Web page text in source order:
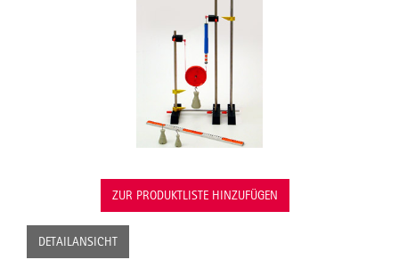
ZUR PRODUKTLISTE HINZUFÜGEN
DETAILANSICHT